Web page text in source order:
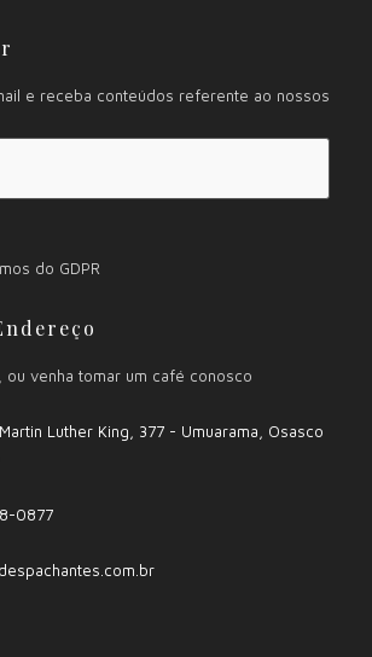
e receba conteúdos referente ao nossos
do GDPR
ou venha tomar um café conosco
Luther King, 377 - Umuarama, Osasco
0877